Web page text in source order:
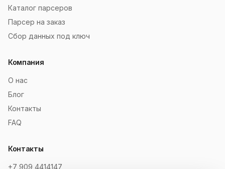
Каталог парсеров
Парсер на заказ
Сбор данных под ключ
Компания
О нас
Блог
Контакты
FAQ
Контакты
+7 909 4414147